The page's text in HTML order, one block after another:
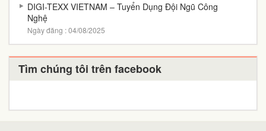
DIGI-TEXX VIETNAM – Tuyển Dụng Đội Ngũ Công
Nghệ
Ngày đăng : 04/08/2025
Tìm chúng tôi trên facebook